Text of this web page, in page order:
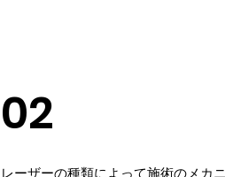
02
レーザーの種類によって施術のメカ